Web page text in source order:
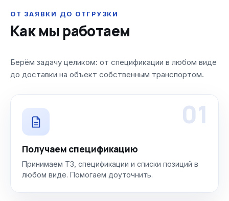
ОТ ЗАЯВКИ ДО ОТГРУЗКИ
Как мы работаем
Берём задачу целиком: от спецификации в любом виде
до доставки на объект собственным транспортом.
01
Получаем спецификацию
Принимаем ТЗ, спецификации и списки позиций в
любом виде. Помогаем доуточнить.